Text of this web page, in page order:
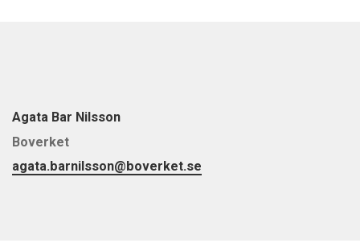
Agata Bar Nilsson
Boverket
agata.barnilsson@boverket.se